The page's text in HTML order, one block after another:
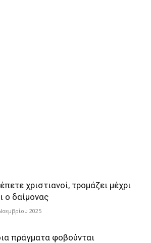
χριστιανοί, τρομάζει μέχρι
ο δαίμονας
2025
πράγματα φοβούνται